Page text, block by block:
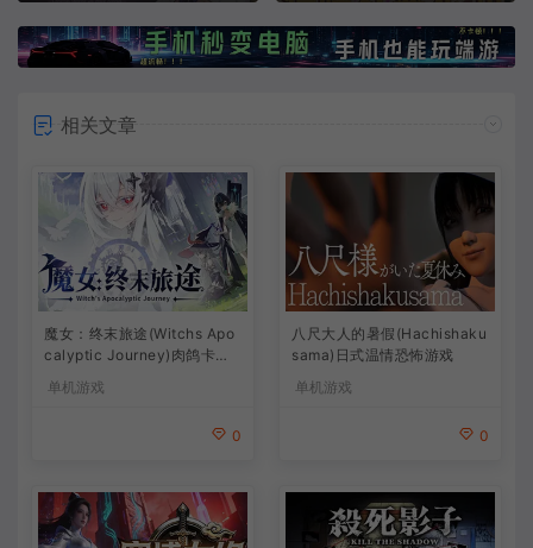
相关文章
魔女：终末旅途(Witchs Apo
calyptic Journey)肉鸽卡牌
单机游戏
0
八尺大人的暑假(Hachishaku
sama)日式温情恐怖游戏
单机游戏
0